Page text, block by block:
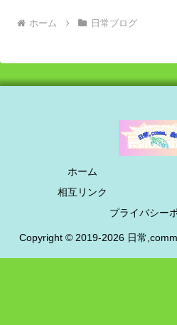
ホーム 日常ブログ
ホーム
相互リンク
プライバシー
Copyright © 2019-2026 日常